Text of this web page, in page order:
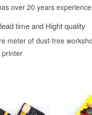
over 20 years
time and Hight quality
meter of dust-free
printer